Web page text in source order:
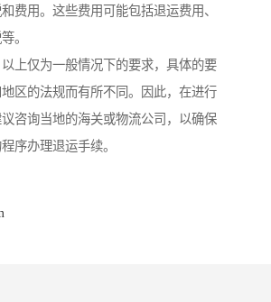
费用。这些费用可能包括退运费用、
。
上仅为一般情况下的要求，具体的要
区的法规而有所不同。因此，在进行
咨询当地的海关或物流公司，以确保
序办理退运手续。